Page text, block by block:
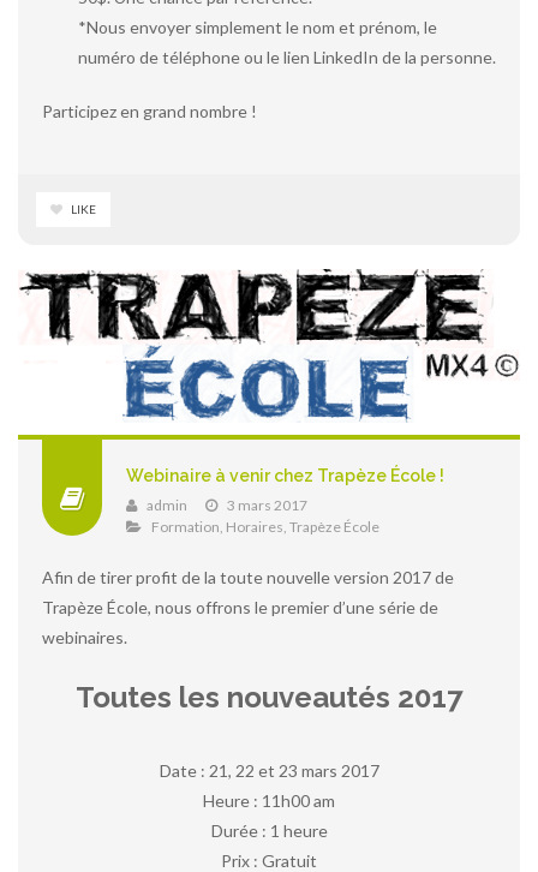
*Nous envoyer simplement le nom et prénom, le
numéro de téléphone ou le lien LinkedIn de la personne.
Participez en grand nombre !
LIKE
Webinaire à venir chez Trapèze École !
admin
3 mars 2017
Formation, Horaires, Trapèze École
Afin de tirer profit de la toute nouvelle version 2017 de
Trapèze École, nous offrons le premier d’une série de
webinaires.
Toutes les nouveautés 2017
Date : 21, 22 et 23 mars 2017
Heure : 11h00 am
Durée : 1 heure
Prix : Gratuit